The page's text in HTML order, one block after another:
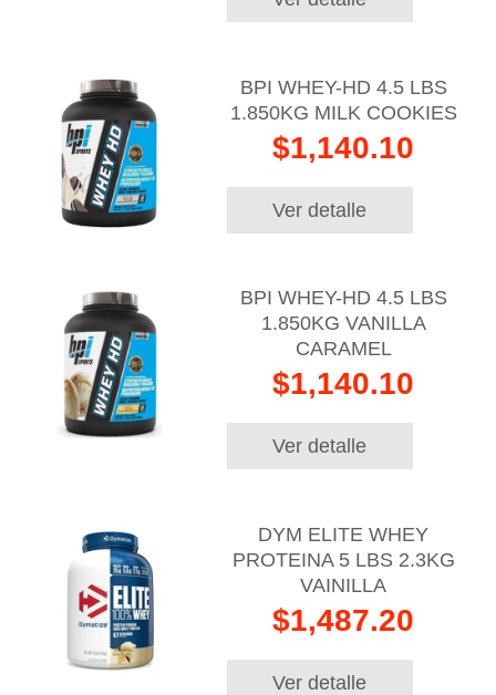
BPI WHEY-HD 4.5 LBS
1.850KG MILK COOKIES
$1,140.10
Ver detalle
BPI WHEY-HD 4.5 LBS
1.850KG VANILLA
CARAMEL
$1,140.10
Ver detalle
DYM ELITE WHEY
PROTEINA 5 LBS 2.3KG
VAINILLA
$1,487.20
Ver detalle